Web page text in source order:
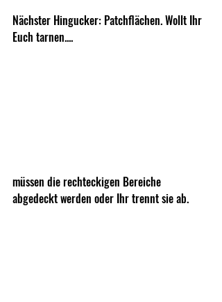
Nächster Hingucker: Patchflächen. Wollt Ihr
Euch tarnen....
müssen die rechteckigen Bereiche
abgedeckt werden oder Ihr trennt sie ab.